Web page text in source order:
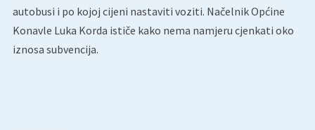
autobusi i po kojoj cijeni nastaviti voziti. Načelnik Općine
Konavle Luka Korda ističe kako nema namjeru cjenkati oko
iznosa subvencija.